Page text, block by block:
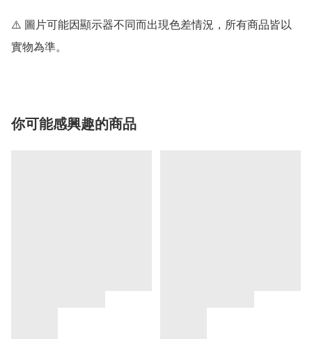
⚠️ 圖片可能因顯示器不同而出現色差情況，所有商品皆以
實物為準。
你可能感興趣的商品